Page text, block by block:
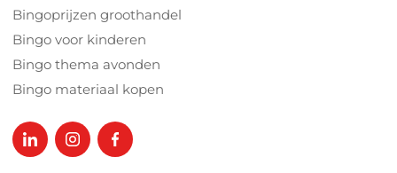
Bingoprijzen groothandel
Bingo voor kinderen
Bingo thema avonden
Bingo materiaal kopen